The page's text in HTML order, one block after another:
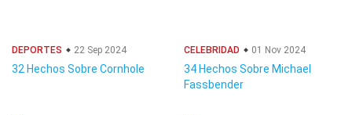
DEPORTES 22 Sep 2024
32 Hechos Sobre Cornhole
CELEBRIDAD 01 Nov 2024
34 Hechos Sobre Michael
Fassbender